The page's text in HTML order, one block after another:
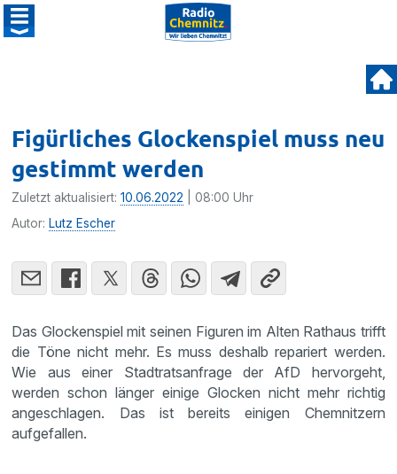
Figürliches Glockenspiel muss neu
gestimmt werden
Zuletzt aktualisiert:10.06.2022 | 08:00 Uhr
Autor: Lutz Escher
Das Glockenspiel mit seinen Figuren im Alten Rathaus trifft
die Töne nicht mehr. Es muss deshalb repariert werden.
Wie aus einer Stadtratsanfrage der AfD hervorgeht,
werden schon länger einige Glocken nicht mehr richtig
angeschlagen. Das ist bereits einigen Chemnitzern
aufgefallen.